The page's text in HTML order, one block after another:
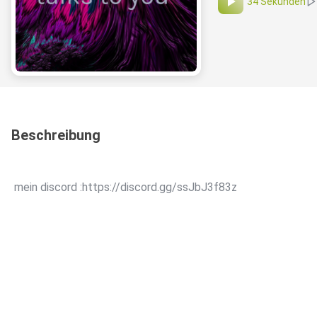
Beschreibung
mein discord :https://discord.gg/ssJbJ3f83z